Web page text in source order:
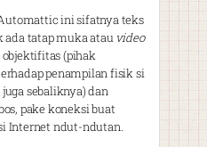
ini sifatnya teks
ada tatap muka atauvideo
objektifitas (pihak
penampilan fisik si
sebaliknya) dan
pake koneksi buat
Internet ndut-ndutan.